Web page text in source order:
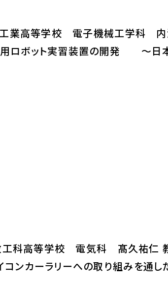
業高等学校 電子機械工学科 内
用ロボット実習装置の開発 ～日本
工科高等学校 電気科 髙久祐仁
コンカーラリーへの取り組みを通